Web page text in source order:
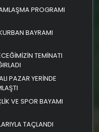
PROGRAMI
BAYRAMI
TEMİNATI
PAZAR YERİNDE
VE SPOR BAYAMI
TAÇLANDI